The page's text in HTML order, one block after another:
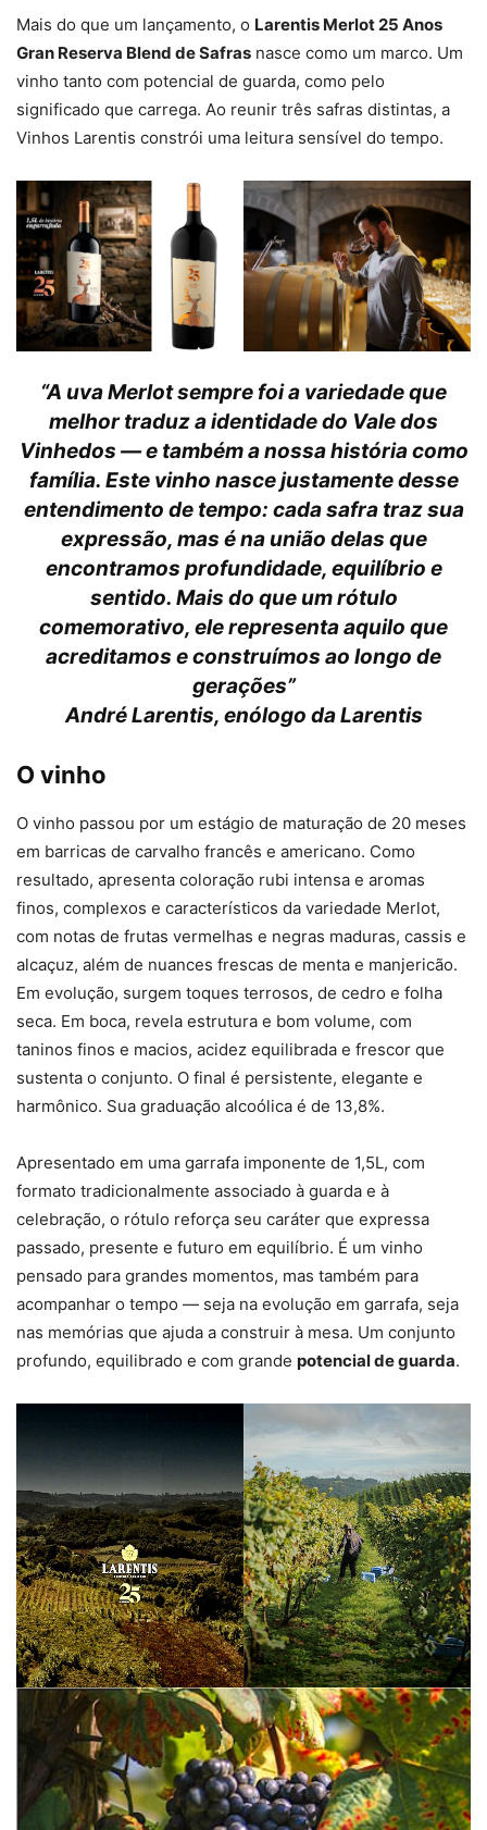
Mais do que um lançamento, o Larentis Merlot 25 Anos
Gran Reserva Blend de Safras nasce como um marco. Um
vinho tanto com potencial de guarda, como pelo
significado que carrega. Ao reunir três safras distintas, a
Vinhos Larentis constrói uma leitura sensível do tempo.
“A uva Merlot sempre foi a variedade que
melhor traduz a identidade do Vale dos
Vinhedos — e também a nossa história como
família. Este vinho nasce justamente desse
entendimento de tempo: cada safra traz sua
expressão, mas é na união delas que
encontramos profundidade, equilíbrio e
sentido. Mais do que um rótulo
comemorativo, ele representa aquilo que
acreditamos e construímos ao longo de
gerações”
André Larentis, enólogo da Larentis
O vinho
O vinho passou por um estágio de maturação de 20 meses
em barricas de carvalho francês e americano. Como
resultado, apresenta coloração rubi intensa e aromas
finos, complexos e característicos da variedade Merlot,
com notas de frutas vermelhas e negras maduras, cassis e
alcaçuz, além de nuances frescas de menta e manjericão.
Em evolução, surgem toques terrosos, de cedro e folha
seca. Em boca, revela estrutura e bom volume, com
taninos finos e macios, acidez equilibrada e frescor que
sustenta o conjunto. O final é persistente, elegante e
harmônico. Sua graduação alcoólica é de 13,8%.
Apresentado em uma garrafa imponente de 1,5L, com
formato tradicionalmente associado à guarda e à
celebração, o rótulo reforça seu caráter que expressa
passado, presente e futuro em equilíbrio. É um vinho
pensado para grandes momentos, mas também para
acompanhar o tempo — seja na evolução em garrafa, seja
nas memórias que ajuda a construir à mesa. Um conjunto
profundo, equilibrado e com grande potencial de guarda.